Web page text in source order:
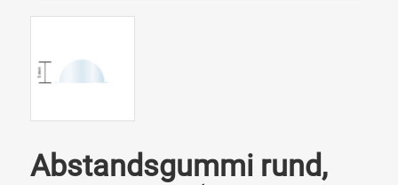
Abstandsgummi rund,